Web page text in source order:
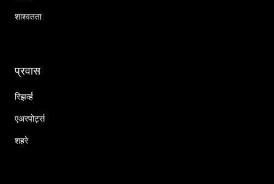
शाश्वतता
प्रवास
रिझर्व्ह
एअरपोर्ट्स
शहरे